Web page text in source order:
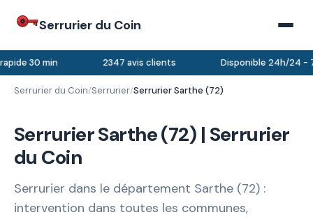
Serrurier du Coin
30 min 2347 avis clients Disponible 24h/24 -
Serrurier du Coin/Serrurier/Serrurier Sarthe (72)
Serrurier Sarthe (72) | Serrurier
du Coin
Serrurier dans le département Sarthe (72) :
intervention dans toutes les communes,